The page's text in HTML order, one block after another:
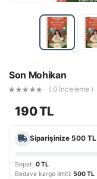
Son Mohikan
( 0 İnceleme )
190 TL
Siparişinize 500 TL
Sepet: 0 TL
Bedava kargo limiti: 500 TL